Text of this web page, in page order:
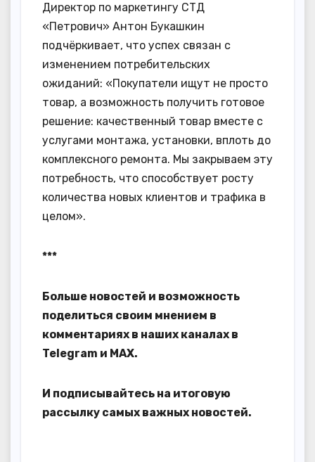
Директор по маркетингу СТД
«Петрович» Антон Букашкин
подчёркивает, что успех связан с
изменением потребительских
ожиданий: «Покупатели ищут не просто
товар, а возможность получить готовое
решение: качественный товар вместе с
услугами монтажа, установки, вплоть до
комплексного ремонта. Мы закрываем эту
потребность, что способствует росту
количества новых клиентов и трафика в
целом».
***
Больше новостей и возможность
поделиться своим мнением в
комментариях в наших каналах в
Telegram и MAX.
И подписывайтесь на итоговую
рассылку самых важных новостей.